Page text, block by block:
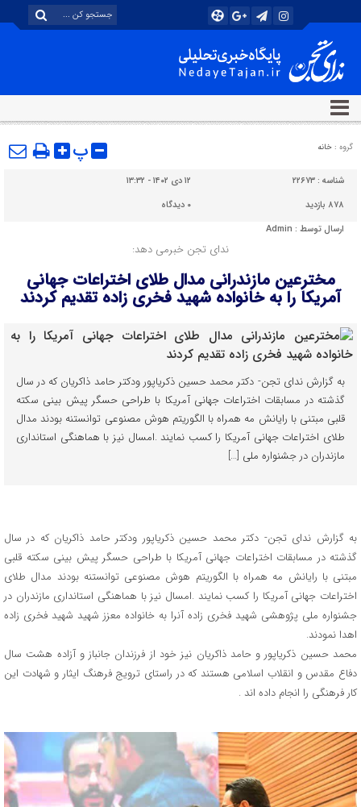
گروه : خانه پ
شناسه : ۲۲۶۷۳
۱۲ دی ۱۴۰۲ - ۱۳:۳۲
۸۷۸ بازدید
۰ دیدگاه
ارسال توسط : Admin
ندای تجن خبرمی دهد:
مخترعین مازندرانی مدال طلای اختراعات جهانی
آمریکا را به خانواده شهید فخری زاده تقدیم کردند
به گزارش ندای تجن- دکتر محمد حسین ذکریاپور ودکتر حامد ذاکریان که در سال
گذشته در مسابقات اختراعات جهانی آمریکا با طراحی حسگر پیش بینی سکته
قلبی مبتنی با رایانش مه همراه با الگوریتم هوش مصنوعی توانستنه بودند مدال
طلای اختراعات جهانی آمریکا را کسب نمایند .امسال نیز با هماهنگی استانداری
مازندران در جشنواره ملی […]
به گزارش ندای تجن- دکتر محمد حسین ذکریاپور ودکتر حامد ذاکریان که در سال
گذشته در مسابقات اختراعات جهانی آمریکا با طراحی حسگر پیش بینی سکته قلبی
مبتنی با رایانش مه همراه با الگوریتم هوش مصنوعی توانستنه بودند مدال طلای
اختراعات جهانی آمریکا را کسب نمایند .امسال نیز با هماهنگی استانداری مازندران در
جشنواره ملی پژوهشی شهید فخری زاده آنرا به خانواده معزز شهید شهید فخری زاده
اهدا نمودند.
محمد حسین ذکریاپور و حامد ذاکریان نیز خود از فرزندان جانباز و آزاده هشت سال
دفاع مقدس و انقلاب اسلامی هستند که در راستای ترویج فرهنگ ایثار و شهادت این
کار فرهنگی را انجام داده اند .